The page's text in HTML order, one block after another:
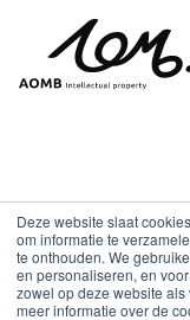
Deze website slaat
om informatie te
te onthouden. We
en personaliseren, en
zowel op deze website
meer informatie over de
Merken
Welke